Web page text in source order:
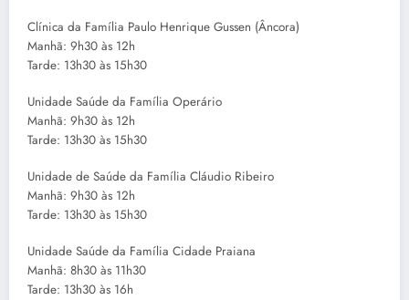
Clínica da Família Paulo Henrique Gussen (Âncora)
Manhã: 9h30 às 12h
Tarde: 13h30 às 15h30
Unidade Saúde da Família Operário
Manhã: 9h30 às 12h
Tarde: 13h30 às 15h30
Unidade de Saúde da Família Cláudio Ribeiro
Manhã: 9h30 às 12h
Tarde: 13h30 às 15h30
Unidade Saúde da Família Cidade Praiana
Manhã: 8h30 às 11h30
Tarde: 13h30 às 16h